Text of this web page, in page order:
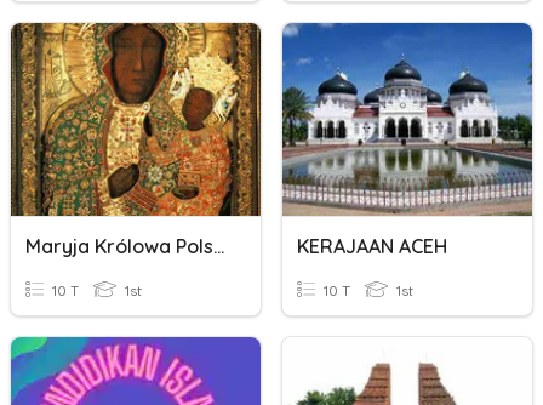
Maryja Królowa Polski
10 T 1st
KERAJAAN ACEH
10 T 1st